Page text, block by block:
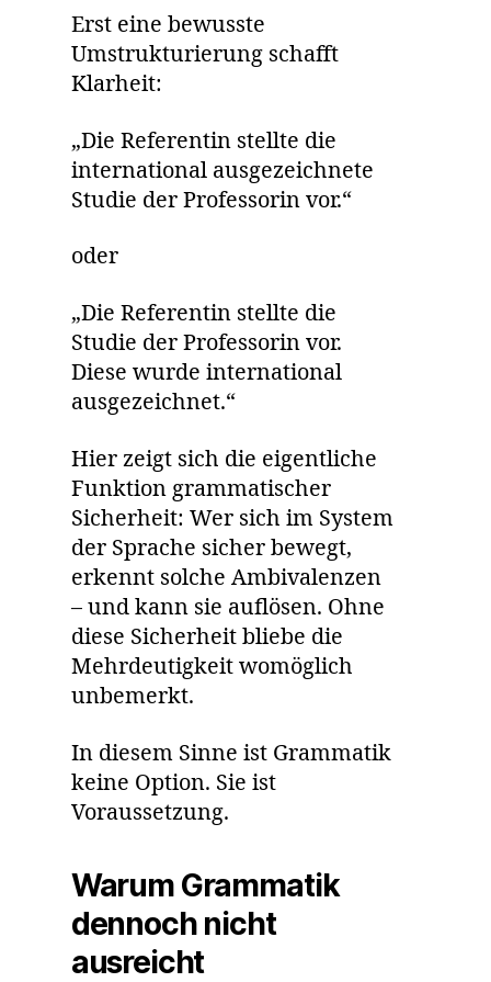
Erst eine bewusste
Umstrukturierung schafft
Klarheit:
„Die Referentin stellte die
international ausgezeichnete
Studie der Professorin vor.“
oder
„Die Referentin stellte die
Studie der Professorin vor.
Diese wurde international
ausgezeichnet.“
Hier zeigt sich die eigentliche
Funktion grammatischer
Sicherheit: Wer sich im System
der Sprache sicher bewegt,
erkennt solche Ambivalenzen
– und kann sie auflösen. Ohne
diese Sicherheit bliebe die
Mehrdeutigkeit womöglich
unbemerkt.
In diesem Sinne ist Grammatik
keine Option. Sie ist
Voraussetzung.
Warum Grammatik
dennoch nicht
ausreicht